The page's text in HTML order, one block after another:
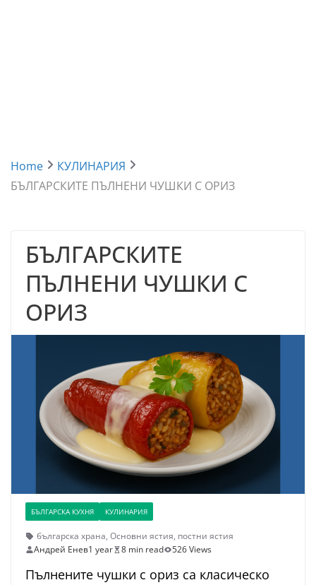
Home
КУЛИНАРИЯ
БЪЛГАРСКИТЕ ПЪЛНЕНИ ЧУШКИ С ОРИЗ
БЪЛГАРСКИТЕ
ПЪЛНЕНИ ЧУШКИ С
ОРИЗ
БЪЛГАРСКА КУХНЯ КУЛИНАРИЯ
българска храна, Основни ястия, постни ястия
Андрей Енев1 year 8 min read 526 Views
Пълнените чушки с ориз са класическо